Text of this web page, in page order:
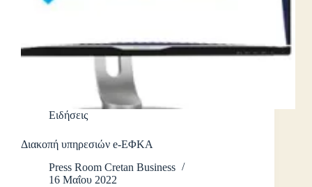
Ειδήσεις
Διακοπή υπηρεσιών e-ΕΦΚΑ
Press Room Cretan Business
16 Μαΐου 2022